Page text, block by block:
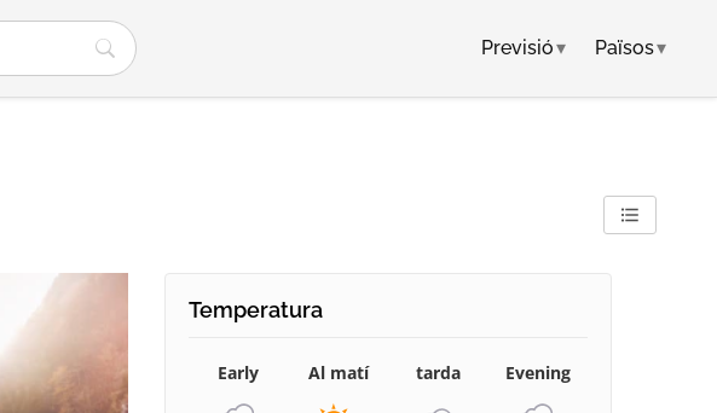
Previsió▾ Països▾
Temperatura
Early Al matí tarda Evening